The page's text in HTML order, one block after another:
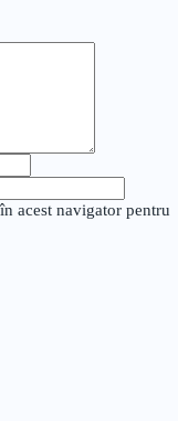
acest navigator pentru